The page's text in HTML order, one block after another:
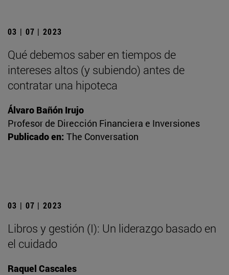
03 | 07 | 2023
Qué debemos saber en tiempos de
intereses altos (y subiendo) antes de
contratar una hipoteca
Álvaro Bañón Irujo
Profesor de Dirección Financiera e Inversiones
Publicado en: The Conversation
03 | 07 | 2023
Libros y gestión (I): Un liderazgo basado en
el cuidado
Raquel Cascales